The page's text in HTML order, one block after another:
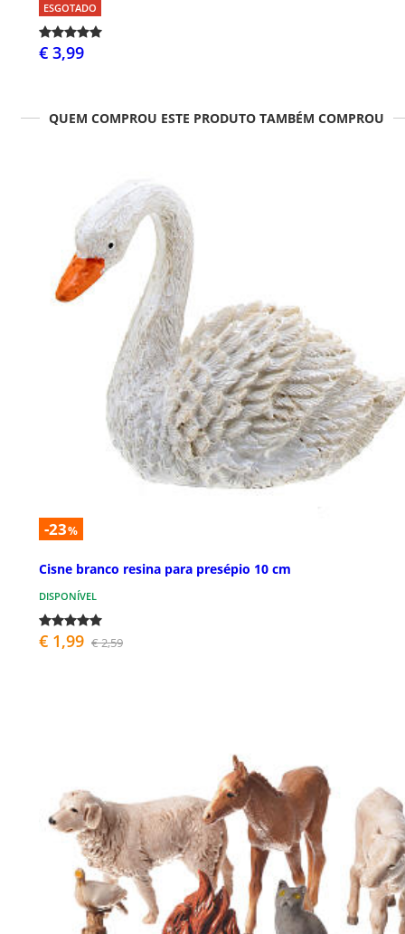
ESGOTADO
€ 3,99
QUEM COMPROU ESTE PRODUTO TAMBÉM COMPROU
-23%
Cisne branco resina para presépio 10 cm
DISPONÍVEL
€ 1,99 € 2,59